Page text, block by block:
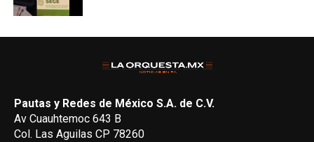
Pautas y Redes de México S.A. de C.V.
Av Cuauhtemoc 643 B
Col. Las Aguilas CP 78260